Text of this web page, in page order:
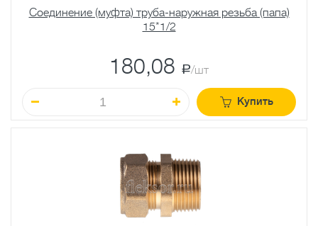
Соединение (муфта) труба-наружная резьба (папа)
15*1/2
180,08 a/шт
Купить